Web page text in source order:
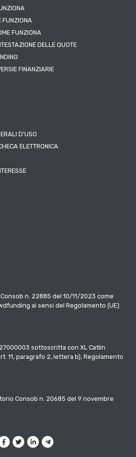
FUNZIONA
FUNZIONA
DELLE QUOTE
FINANZIARIE
D’USO
ELETTRONICA
n. 22885 del 10/11/2023 come
ai sensi del Regolamento (UE)
sottoscritta con XL Catlin
11, paragrafo 2, lettera b), Regolamento
Consob n. 20685 del 9 novembre